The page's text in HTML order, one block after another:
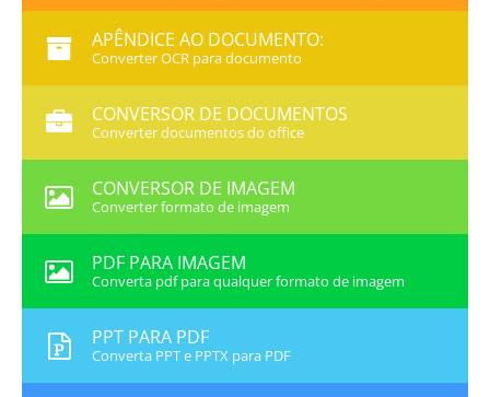
APÊNDICE AO DOCUMENTO:
Converter OCR para documento
CONVERSOR DE DOCUMENTOS
Converter documentos do office
CONVERSOR DE IMAGEM
Converter formato de imagem
PDF PARA IMAGEM
Converta pdf para qualquer formato de imagem
PPT PARA PDF
Converta PPT e PPTX para PDF